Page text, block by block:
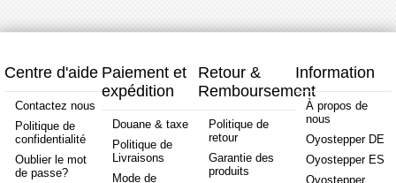
42Ncm
1,5A
fils
1504S
1,8
1,5A
4
Centre d'aide
Contactez nous
Politique de
confidentialité
Oublier le mot
de passe?
Paiement et
expédition
Douane & taxe
Politique de
Livraisons
Mode de
Retour &
Remboursement
Politique de
retour
Garantie des
produits
Information
À propos de
nous
Oyostepper DE
Oyostepper ES
Oyostepper